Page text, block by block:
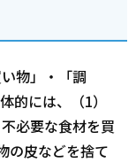
物」・「調
的には、（1）
必要な食材を買
の皮などを捨て